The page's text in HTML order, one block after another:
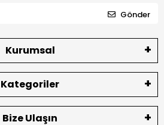
Gönder
Kurumsal
Kategoriler
Bize Ulaşın